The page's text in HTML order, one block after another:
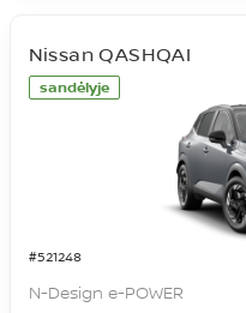
sandėlyje
#521248
Nissan QASHQAI
N-Design e-POWER